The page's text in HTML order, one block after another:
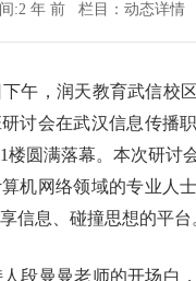
:2 年 前 栏目： 动态详情
下午，润天教育武信校
讨会在武汉信息传播
楼圆满落幕。本次研讨
机网络领域的专业人
信息、碰撞思想的平台
人段曼曼老师的开场白